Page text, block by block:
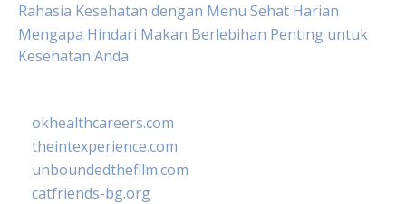
Rahasia Kesehatan dengan Menu Sehat Harian
Mengapa Hindari Makan Berlebihan Penting untuk
Kesehatan Anda
okhealthcareers.com
theintexperience.com
unboundedthefilm.com
catfriends-bg.org